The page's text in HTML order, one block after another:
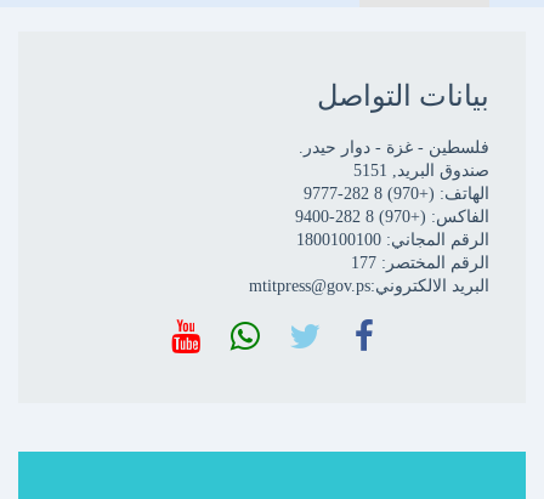
بيانات التواصل
فلسطين - غزة - دوار حيدر.
صندوق البريد, 5151
الهاتف: (+970) 8 282-9777
الفاكس: (+970) 8 282-9400
الرقم المجاني: 1800100100
الرقم المختصر: 177
البريد الالكتروني:mtitpress@gov.ps